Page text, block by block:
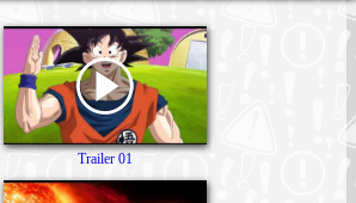
Trailer 01